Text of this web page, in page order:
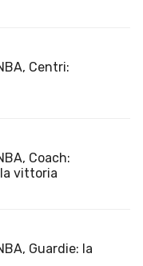
Centri:
Coach:
vittoria
Guardie: la